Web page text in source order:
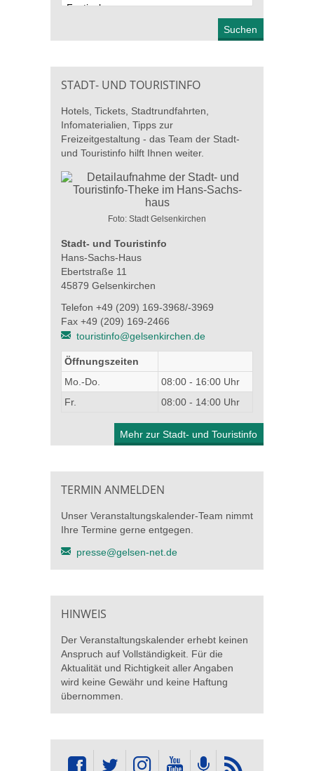
STADT- UND TOURISTINFO
Hotels, Tickets, Stadtrundfahrten,
Infomaterialien, Tipps zur
Freizeitgestaltung - das Team der Stadt-
und Touristinfo hilft Ihnen weiter.
Foto: Stadt Gelsenkirchen
Stadt- und Touristinfo
Hans-Sachs-Haus
Ebertstraße 11
45879 Gelsenkirchen
Telefon +49 (209) 169-3968/-3969
Fax +49 (209) 169-2466
touristinfo@gelsenkirchen.de
Öffnungszeiten
Mo.-Do.
08:00 - 16:00 Uhr
Fr.
08:00 - 14:00 Uhr
Mehr zur Stadt- und Touristinfo
TERMIN ANMELDEN
Unser Veranstaltungskalender-Team nimmt
Ihre Termine gerne entgegen.
presse@gelsen-net.de
HINWEIS
Der Veranstaltungskalender erhebt keinen
Anspruch auf Vollständigkeit. Für die
Aktualität und Richtigkeit aller Angaben
wird keine Gewähr und keine Haftung
übernommen.